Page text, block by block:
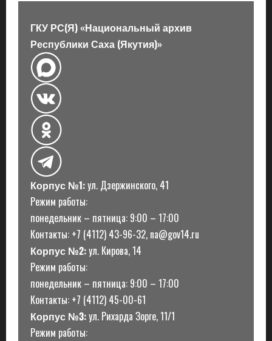
з
а
п
и
с
и
ГКУ РС(Я) «Национальный архив
Республики Саха (Якутия)»
Корпус №1:ул. Дзержинского, 41
Режим работы:
понедельник – пятница: 9:00 – 17:00
Контакты: +7 (4112) 43-96-32, na@gov14.ru
Корпус №2:ул. Кирова, 14
Режим работы:
понедельник – пятница: 9:00 – 17:00
Контакты: +7 (4112) 45-00-61
Корпус №3:ул. Рихарда Зорге, 11/1
Режим работы: